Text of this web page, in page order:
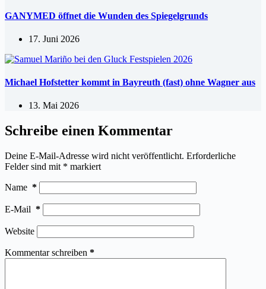
GANYMED öffnet die Wunden des Spiegelgrunds
17. Juni 2026
Michael Hofstetter kommt in Bayreuth (fast) ohne Wagner aus
13. Mai 2026
Schreibe einen Kommentar
Deine E-Mail-Adresse wird nicht veröffentlicht. Erforderliche
Felder sind mit * markiert
Name *
E-Mail *
Website
Kommentar schreiben *